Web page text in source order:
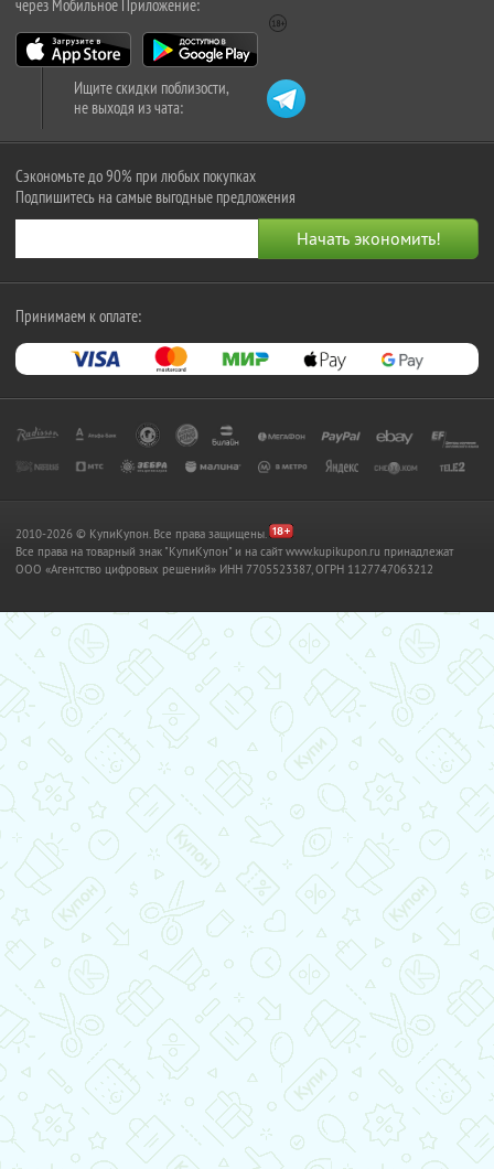
через Мобильное Приложение:
Ищите скидки поблизости,
не выходя из чата:
Сэкономьте до 90% при любых покупках
Подпишитесь на самые выгодные предложения
Принимаем к оплате:
2010-2026 © КупиКупон. Все права защищены.
Все права на товарный знак "КупиКупон" и на сайт www.kupikupon.ru принадлежат
OOO «Агентство цифровых решений» ИНН 7705523387, ОГРН 1127747063212